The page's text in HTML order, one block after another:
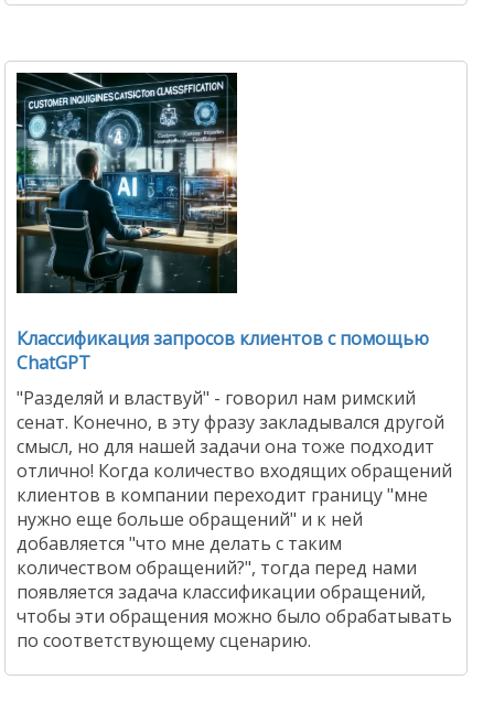
Классификация запросов клиентов с помощью
ChatGPT
"Разделяй и властвуй" - говорил нам римский
сенат. Конечно, в эту фразу закладывался другой
смысл, но для нашей задачи она тоже подходит
отлично! Когда количество входящих обращений
клиентов в компании переходит границу "мне
нужно еще больше обращений" и к ней
добавляется "что мне делать с таким
количеством обращений?", тогда перед нами
появляется задача классификации обращений,
чтобы эти обращения можно было обрабатывать
по соответствующему сценарию.